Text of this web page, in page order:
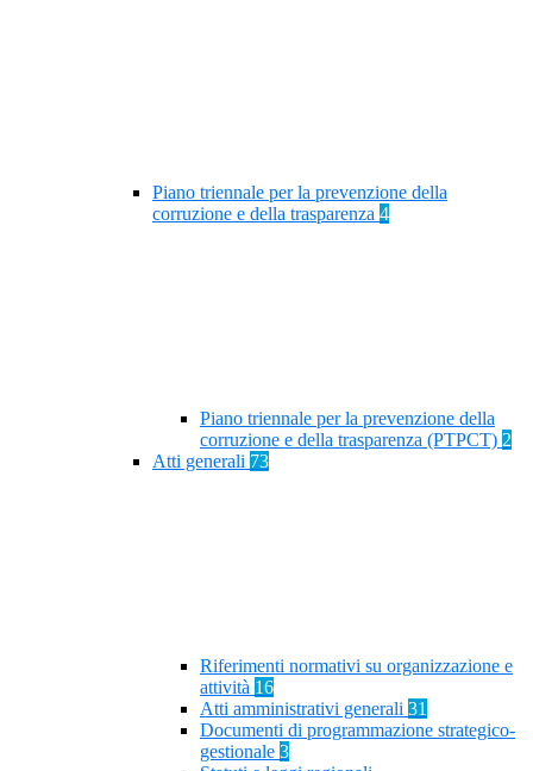
Piano triennale per la prevenzione della
corruzione e della trasparenza 4
Piano triennale per la prevenzione della
corruzione e della trasparenza (PTPCT) 2
Atti generali 73
Riferimenti normativi su organizzazione e
attività 16
Atti amministrativi generali 31
Documenti di programmazione strategico-
gestionale 3